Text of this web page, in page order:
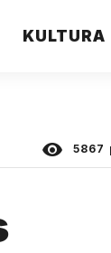
KULTURA
5867